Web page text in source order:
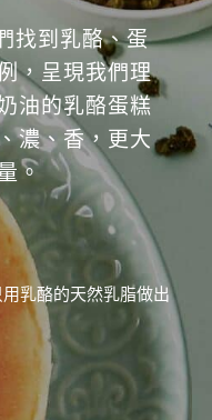
找到乳酪、蛋
，呈現我們理
油的乳酪蛋糕
濃、香，更大
。
乳酪的天然乳脂做出